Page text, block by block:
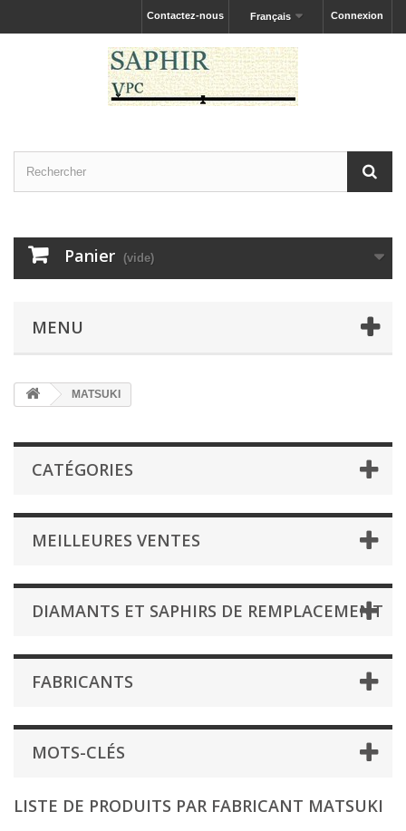
Connexion
Français
Contactez-nous
Panier (vide)
MENU
MATSUKI
CATÉGORIES
MEILLEURES VENTES
DIAMANTS ET SAPHIRS DE REMPLACEMENT
FABRICANTS
MOTS-CLÉS
LISTE DE PRODUITS PAR FABRICANT MATSUKI